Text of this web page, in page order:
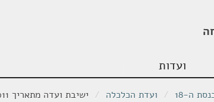
ועדות
ה-18 / ועדת הכלכלה / ישיבת ועדה מתאריך 22/11/2011